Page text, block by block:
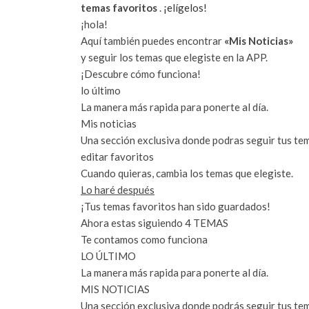
temas favoritos. ¡elígelos!
¡hola!
Aquí también puedes encontrar «Mis Noticias»
y seguir los temas que elegiste en la APP.
¡Descubre cómo funciona!
lo último
La manera más rapida para ponerte al día.
Mis noticias
Una sección exclusiva donde podras seguir tus
editar favoritos
Cuando quieras, cambia los temas que elegiste.
Lo haré después
¡Tus temas favoritos han sido guardados!
Ahora estas siguiendo 4 TEMAS
Te contamos como funciona
LO ÚLTIMO
La manera más rapida para ponerte al día.
MIS NOTICIAS
Una sección exclusiva donde podrás seguir tus